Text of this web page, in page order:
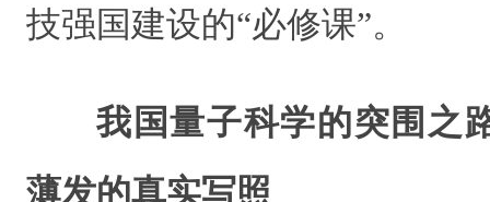
技强国建设的“必修课”。
我国量子科学的突围之
薄发的真实写照